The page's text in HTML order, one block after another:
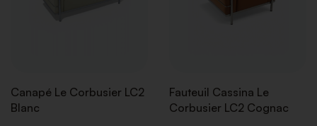
Canapé Le Corbusier LC2
Blanc
Fauteuil Cassina Le
Corbusier LC2 Cognac